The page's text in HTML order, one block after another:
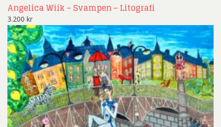
Angelica Wiik – Svampen – Litografi
3.200 kr